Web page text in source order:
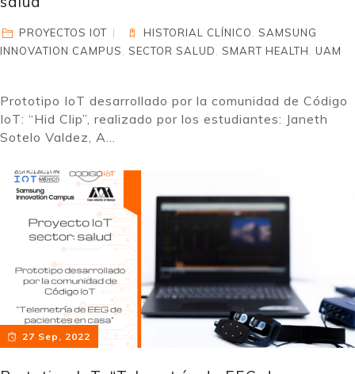
PROYECTOS IOT HISTORIAL CLÍNICO
SAMSUNG
INNOVATION CAMPUS
SECTOR SALUD SMART HEALTH UAM
Prototipo IoT desarrollado por la comunidad de Código
IoT: “Hid Clip”, realizado por los estudiantes: Janeth
Sotelo Valdez, A...
27 Sep, 2022